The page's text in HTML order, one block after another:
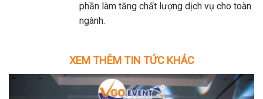
phần làm tăng chất lượng dịch vụ cho toàn
ngành.
XEM THÊM TIN TỨC KHÁC